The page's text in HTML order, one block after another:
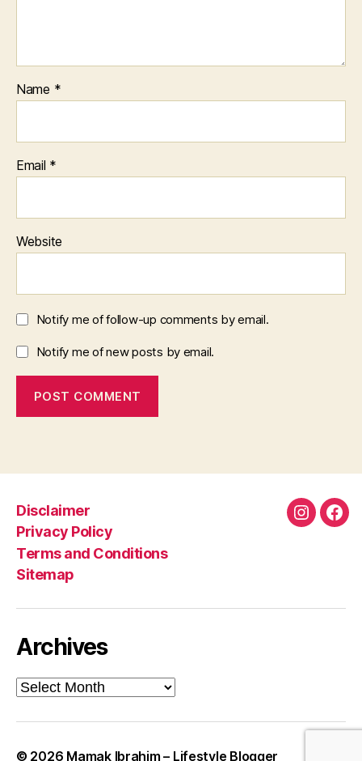
Name *
Email *
Website
Notify me of follow-up comments by email.
Notify me of new posts by email.
Disclaimer
Privacy Policy
Terms and Conditions
Sitemap
Archives
Archives
© 2026 Mamak Ibrahim – Lifestyle Blogger